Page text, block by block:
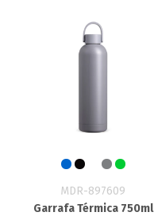
MDR-897609
Garrafa Térmica 750ml